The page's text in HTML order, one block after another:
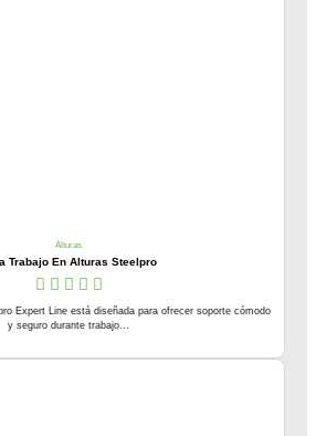
Alturas
Trabajo En Alturas Steelpro
Expert Line está diseñada para ofrecer soporte cómodo
y seguro durante trabajo...